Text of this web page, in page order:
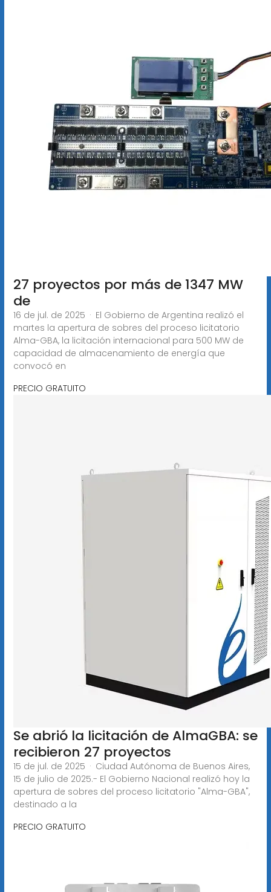
27 proyectos por más de 1347 MW
de
16 de jul. de 2025 · El Gobierno de Argentina realizó el
martes la apertura de sobres del proceso licitatorio
Alma-GBA, la licitación internacional para 500 MW de
capacidad de almacenamiento de energía que
convocó en
PRECIO GRATUITO
Se abrió la licitación de AlmaGBA: se
recibieron 27 proyectos
15 de jul. de 2025 · Ciudad Autónoma de Buenos Aires,
15 de julio de 2025.- El Gobierno Nacional realizó hoy la
apertura de sobres del proceso licitatorio "Alma-GBA",
destinado a la
PRECIO GRATUITO